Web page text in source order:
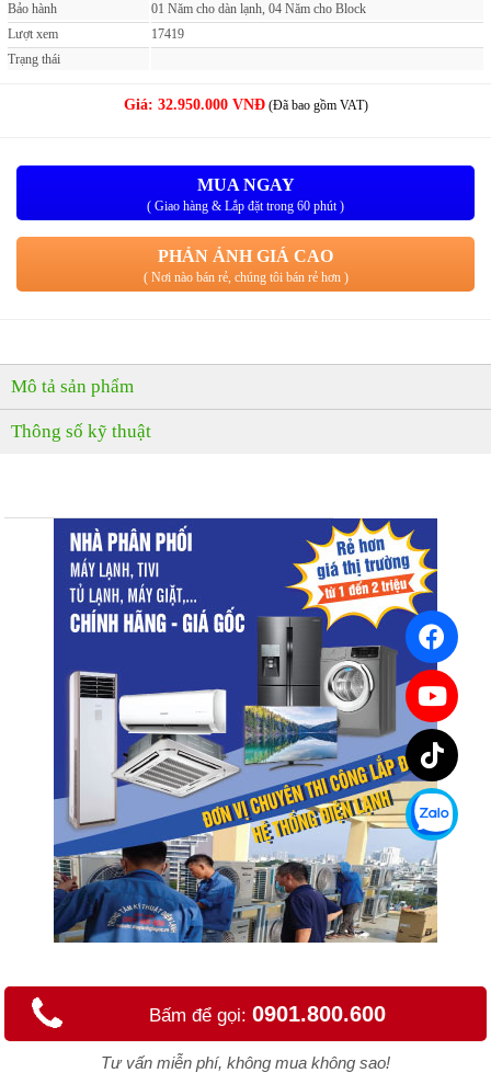
Bảo hành
01 Năm cho dàn lạnh, 04 Năm cho Block
Lượt xem
17419
Trạng thái
Giá: 32.950.000 VNĐ(Đã bao gồm VAT)
MUA NGAY
( Giao hàng & Lắp đặt trong 60 phút )
PHẢN ẢNH GIÁ CAO
( Nơi nào bán rẻ, chúng tôi bán rẻ hơn )
Mô tả sản phẩm
Thông số kỹ thuật
Bấm để gọi: 0901.800.600
Tư vấn miễn phí, không mua không sao!